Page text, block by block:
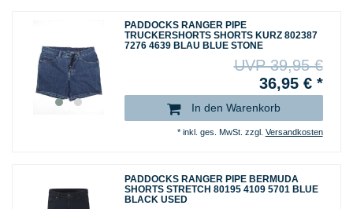
PADDOCKS RANGER PIPE
TRUCKERSHORTS SHORTS KURZ 802387
7276 4639 BLAU BLUE STONE
UVP 39,95 €
36,95 € *
In den Warenkorb
* inkl. ges. MwSt. zzgl. Versandkosten
PADDOCKS RANGER PIPE BERMUDA
SHORTS STRETCH 80195 4109 5701 BLUE
BLACK USED